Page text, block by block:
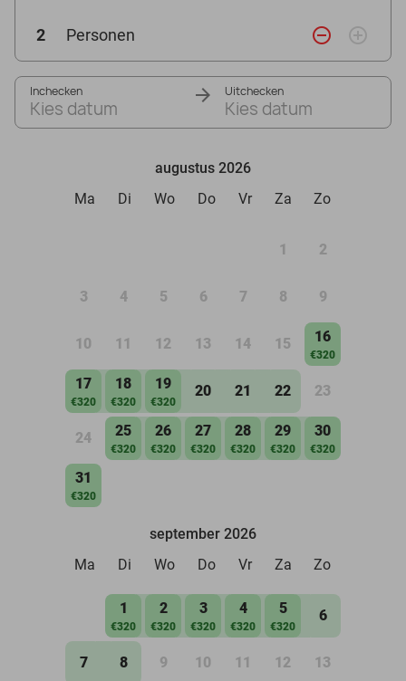
2 Personen remove_circle_outline add_circle_outline
Inchecken
Kies datum
Uitchecken
Kies datum
augustus 2026
Ma
Di Wo Do Vr Za Zo
1 2
3 4 5 6 7 8 9
10 11 12 13 14 15 16
€320
17
€320
18
€320
19
€320
20 21 22 23
24 25
€320
26
€320
27
€320
28
€320
29
€320
30
€320
31
€320
september 2026
Ma
Di Wo Do Vr Za Zo
1
€320
2
€320
3
€320
4
€320
5
€320
6
7 8 9 10 11 12 13